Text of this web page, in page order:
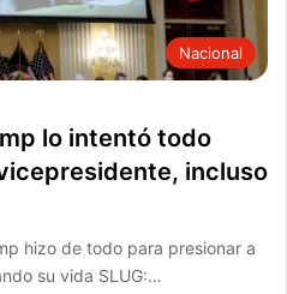
Nacional
lo intentó todo
incluso
hizo de todo para presionar a
su vida SLUG:…